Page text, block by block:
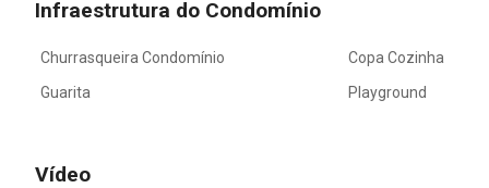
Infraestrutura do Condomínio
Churrasqueira Condomínio Copa Cozinha
Guarita
Playground
Vídeo